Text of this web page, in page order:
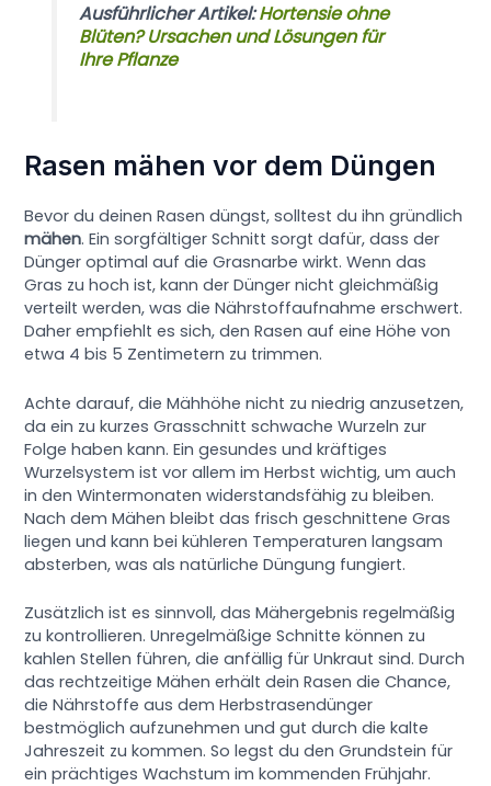
Ausführlicher Artikel:Hortensie ohne
Blüten? Ursachen und Lösungen für
Ihre Pflanze
Rasen mähen vor dem Düngen
Bevor du deinen Rasen düngst, solltest du ihn gründlich
mähen. Ein sorgfältiger Schnitt sorgt dafür, dass der
Dünger optimal auf die Grasnarbe wirkt. Wenn das
Gras zu hoch ist, kann der Dünger nicht gleichmäßig
verteilt werden, was die Nährstoffaufnahme erschwert.
Daher empfiehlt es sich, den Rasen auf eine Höhe von
etwa 4 bis 5 Zentimetern zu trimmen.
Achte darauf, die Mähhöhe nicht zu niedrig anzusetzen,
da ein zu kurzes Grasschnitt schwache Wurzeln zur
Folge haben kann. Ein gesundes und kräftiges
Wurzelsystem ist vor allem im Herbst wichtig, um auch
in den Wintermonaten widerstandsfähig zu bleiben.
Nach dem Mähen bleibt das frisch geschnittene Gras
liegen und kann bei kühleren Temperaturen langsam
absterben, was als natürliche Düngung fungiert.
Zusätzlich ist es sinnvoll, das Mähergebnis regelmäßig
zu kontrollieren. Unregelmäßige Schnitte können zu
kahlen Stellen führen, die anfällig für Unkraut sind. Durch
das rechtzeitige Mähen erhält dein Rasen die Chance,
die Nährstoffe aus dem Herbstrasendünger
bestmöglich aufzunehmen und gut durch die kalte
Jahreszeit zu kommen. So legst du den Grundstein für
ein prächtiges Wachstum im kommenden Frühjahr.